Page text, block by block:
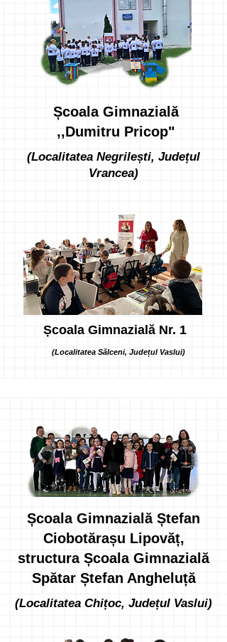
Școala Gimnazială
,,Dumitru Pricop"
(Localitatea Negrilești, Județul
Vrancea)
Școala Gimnazială Nr. 1
(Localitatea Sălceni, Județul Vaslui)
Școala Gimnazială Ștefan
Ciobotărașu Lipovăț,
structura Școala Gimnazială
Spătar Ștefan Angheluță
(Localitatea Chițoc, Județul Vaslui)